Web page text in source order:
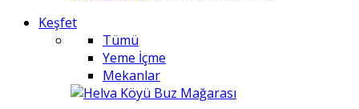
Keşfet
Tümü
Yeme İçme
Mekanlar